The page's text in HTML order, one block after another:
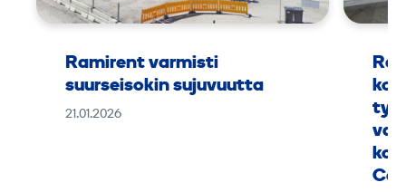
Ramirent varmisti
suurseisokin sujuvuutta
21.01.2026